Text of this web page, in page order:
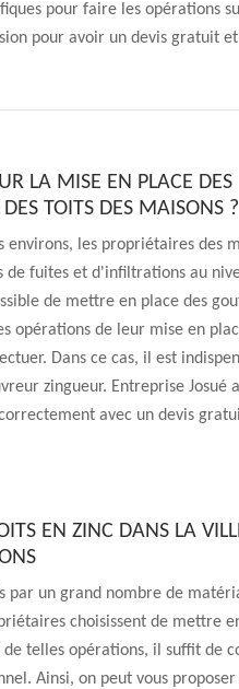
pour faire les opérations
pour avoir un devis gratuit et
LA MISE EN PLACE DES
TOITS DES MAISONS ?
environs, les propriétaires des
de fuites et d'infiltrations au
de mettre en place des
opérations de leur mise en
Dans ce cas, il est
zingueur. Entreprise Josué a
avec un devis
EN ZINC DANS LA
par un grand nombre de
choisissent de mettre
telles opérations, il suffit de
Ainsi, on peut vous proposer